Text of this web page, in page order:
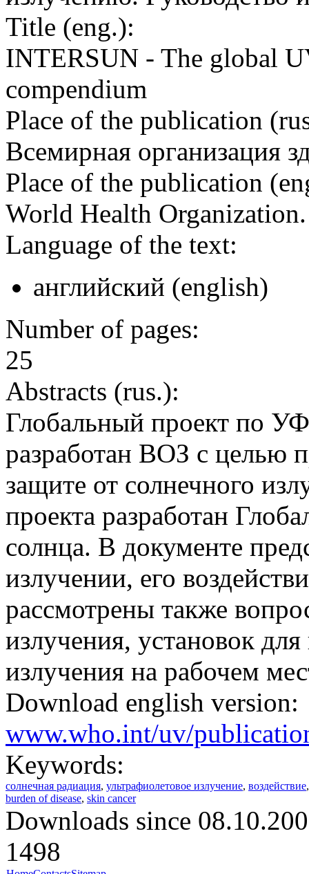
Title (eng.):
INTERSUN - The global
compendium
Place of the publication
Всемирная организация
Place of the publication
World Health
Language of the text:
английский (english)
Number of pages:
25
Abstracts (rus.):
Глобальный проект по
разработан ВОЗ с целью
защите от солнечного
проекта разработан
солнца. В документе
излучении, его
рассмотрены также
излучения, установок
излучения на рабочем
Download english version:
www.who.int/uv/
Keywords:
солнечная радиация, ультрафиолетовое излучение, воздействие
burden of disease, skin cancer
Downloads since
1498